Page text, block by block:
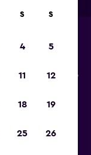
carros
populares –
S S
4 5
11 12
18 19
25 26